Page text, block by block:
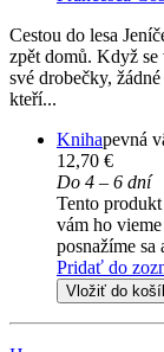
Cestou do lesa
zpět domů. Když
své drobečky,
kteří...
Knihapevná
12,70 €
Do 4 – 6 dní
Tento
vám ho
posnažíme
Pridať do
Vložiť do